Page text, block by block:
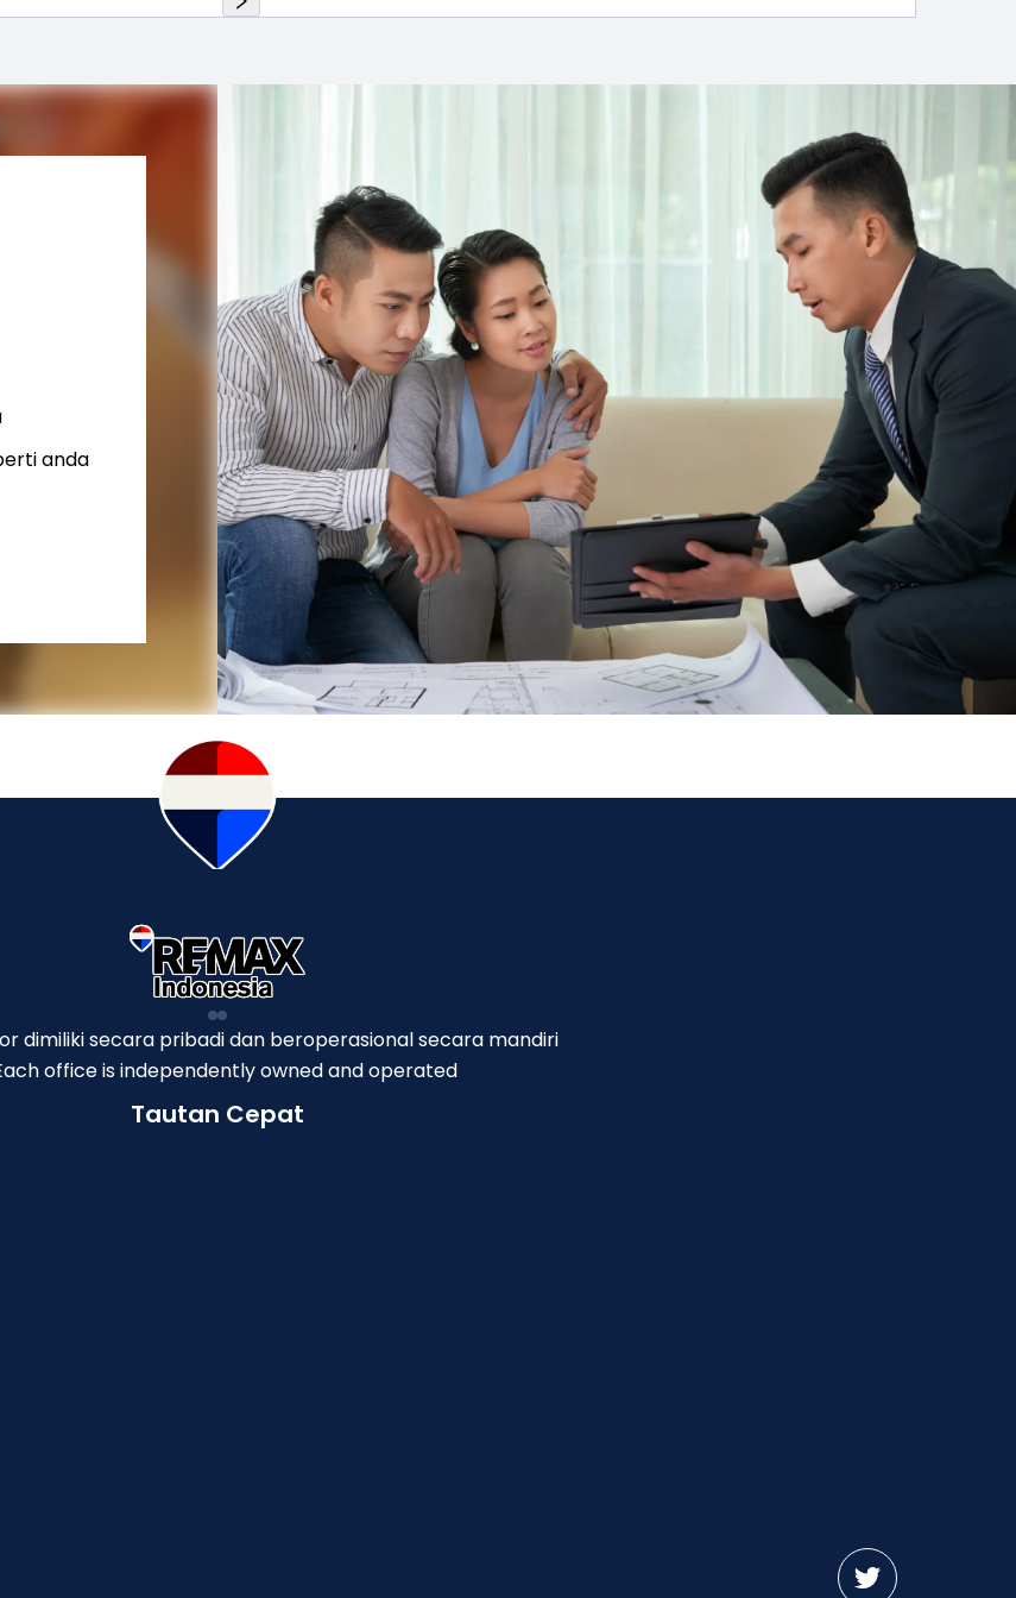
anda
dimiliki secara pribadi dan beroperasional secara mandiri
office is independently owned and operated
Tautan Cepat